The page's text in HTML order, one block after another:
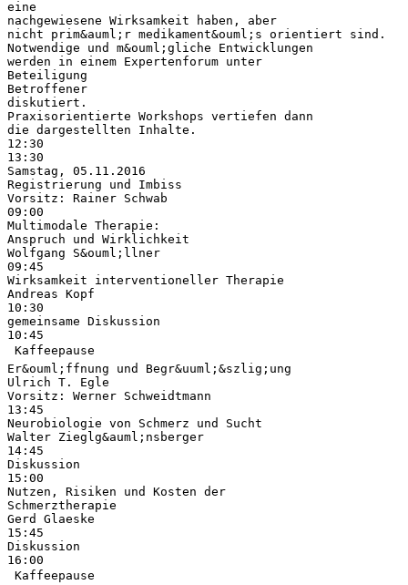
eine
nachgewiesene Wirksamkeit haben, aber
nicht prim&auml;r medikament&ouml;s orientiert sind.
Notwendige und m&ouml;gliche Entwicklungen
werden in einem Expertenforum unter
Beteiligung
Betroffener
diskutiert.
Praxisorientierte Workshops vertiefen dann
die dargestellten Inhalte.
12:30
13:30
Samstag, 05.11.2016
Registrierung und Imbiss
Vorsitz: Rainer Schwab
09:00
Multimodale Therapie:
Anspruch und Wirklichkeit
Wolfgang S&ouml;llner
09:45
Wirksamkeit interventioneller Therapie
Andreas Kopf
10:30
gemeinsame Diskussion
10:45
 Kaffeepause 
Er&ouml;ffnung und Begr&uuml;&szlig;ung
Ulrich T. Egle
Vorsitz: Werner Schweidtmann
13:45
Neurobiologie von Schmerz und Sucht
Walter Zieglg&auml;nsberger
14:45
Diskussion
15:00
Nutzen, Risiken und Kosten der
Schmerztherapie
Gerd Glaeske
15:45
Diskussion
16:00
 Kaffeepause 